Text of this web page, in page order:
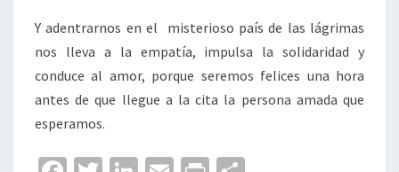
Y adentrarnos en el misterioso país de las lágrimas
nos lleva a la empatía, impulsa la solidaridad y
conduce al amor, porque seremos felices una hora
antes de que llegue a la cita la persona amada que
esperamos.